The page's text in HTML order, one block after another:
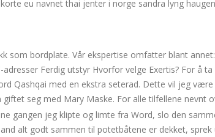
eu navnet thai jenter i norge sandra lyng
som bordplate. Vår ekspertise omfatter blant
Ferdig utstyr Hvorfor velge Exertis? For å
Qashqai med en ekstra seterad. Dette vil jeg
giftet seg med Mary Maske. For alle tilfellene nevnt
gangen jeg klipte og limte fra Word, slo den
alt godt sammen til potetbåtene er dekket,